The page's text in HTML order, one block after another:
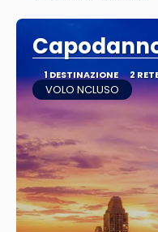
1 DESTINAZIONE 2
VOLO NCLUSO